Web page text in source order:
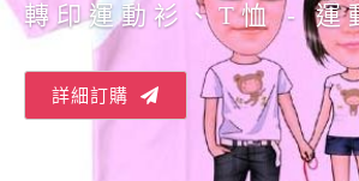
轉印運動衫、T恤 - 運
詳細訂購